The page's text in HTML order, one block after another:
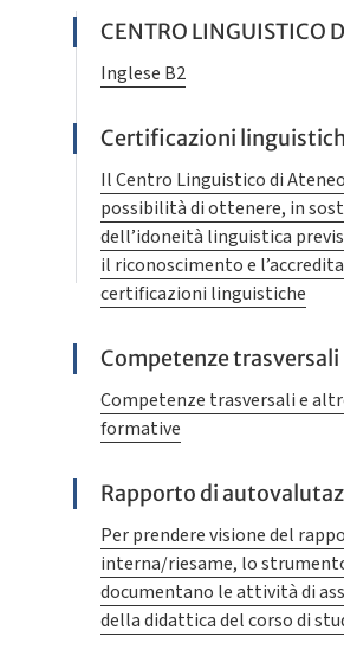
CENTRO LINGUISTICO
Inglese B2
Certificazioni
Il Centro Linguistico di
possibilità di ottenere, in
dell’idoneità linguistica
il riconoscimento e
certificazioni linguistiche
Competenze trasversali
Competenze trasversali e
formative
Rapporto di
Per prendere visione del
interna/riesame, lo
documentano le attività di
della didattica del corso di